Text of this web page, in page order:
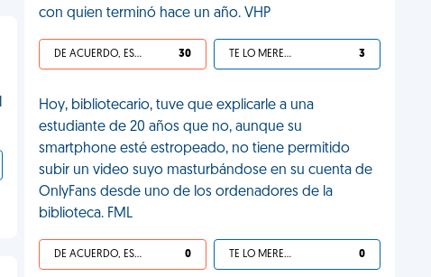
con quien terminó hace un año. VHP
DE ACUERDO, ES UNA VIDA HP 30 TE LO MERECES 3
Hoy, bibliotecario, tuve que explicarle a una
estudiante de 20 años que no, aunque su
smartphone esté estropeado, no tiene permitido
subir un video suyo masturbándose en su cuenta de
OnlyFans desde uno de los ordenadores de la
biblioteca. FML
DE ACUERDO, ES UNA VIDA HP 0 TE LO MERECES 0